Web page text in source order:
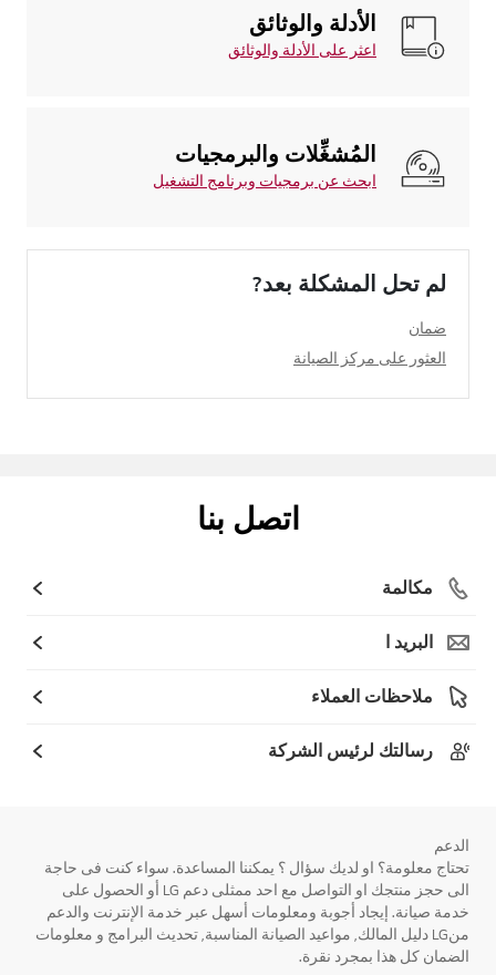
الأدلة والوثائق
اعثر على الأدلة والوثائق
المُشغِّلات والبرمجيات
ابحث عن برمجيات وبرنامج التشغيل
لم تحل المشكلة بعد?
ضمان
العثور على مركز الصيانة
اتصل بنا
مكالمة
البريد ا
ملاحظات العملاء
رسالتك لرئيس الشركة
الدعم
تحتاج معلومة؟ او لديك سؤال ؟ يمكننا المساعدة. سواء كنت فى حاجة
الى حجز منتجك او التواصل مع احد ممثلى دعم LG أو الحصول على
خدمة صيانة. إيجاد أجوبة ومعلومات أسهل عبر خدمة الإنترنت والدعم
منLG دليل المالك, مواعيد الصيانة المناسبة, تحديث البرامج و معلومات
الضمان كل هذا بمجرد نقرة.